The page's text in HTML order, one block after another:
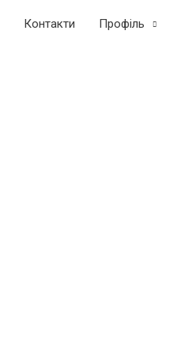
Контакти Профіль